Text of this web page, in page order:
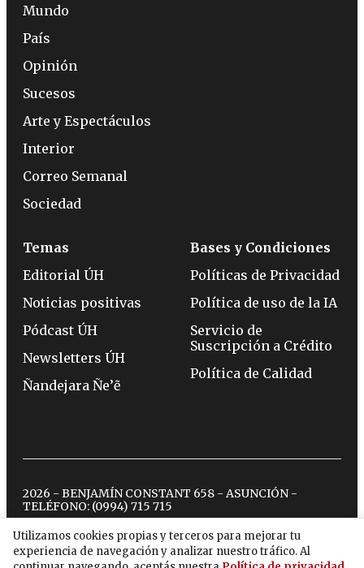
Utilizamos cookies propias y terceros para mejorar tu
experiencia de navegación y analizar nuestro tráfico. Al
Mundo
País
Opinión
Sucesos
Arte y Espectáculos
Interior
Correo Semanal
Sociedad
Temas
Editorial ÚH
Noticias positivas
Pódcast ÚH
Newsletters ÚH
Ñandejara Ñe’ẽ
Bases y Condiciones
Políticas de Privacidad
Política de uso de la IA
Servicio de
Suscripción a Crédito
Política de Calidad
2026 - BENJAMÍN CONSTANT 658 - ASUNCIÓN -
TELÉFONO: (0994) 715 715
twitterinstagram
facebook
tiktokyoutubespotify